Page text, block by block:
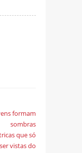
formam
sombras
que só
vistas do